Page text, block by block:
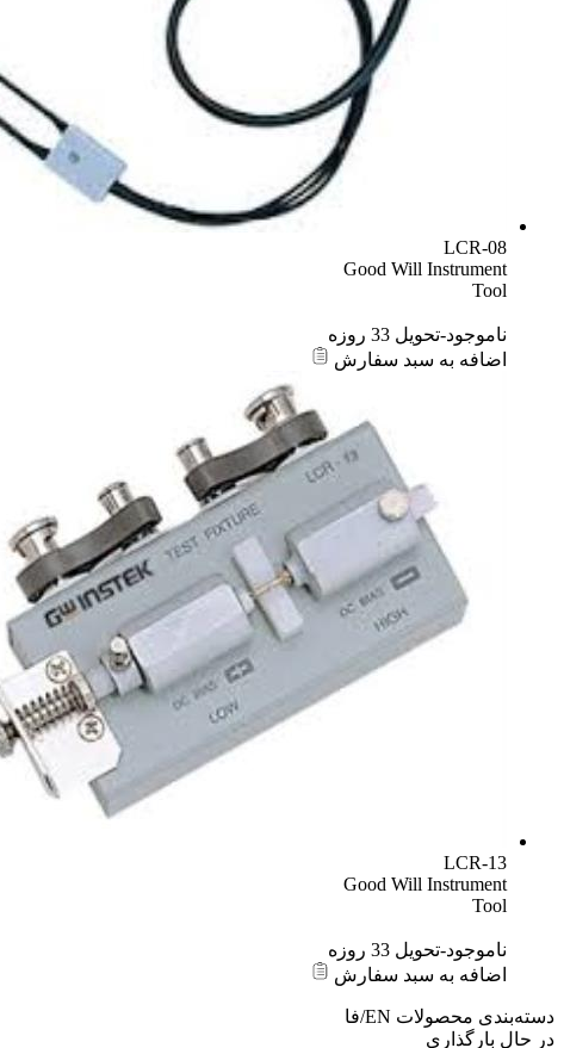
LCR-08
Good Will Instrument
Tool
ناموجود-تحویل 33 روزه
اضافه به سبد سفارش
LCR-13
Good Will Instrument
Tool
ناموجود-تحویل 33 روزه
اضافه به سبد سفارش
دسته‌بندی محصولات EN/فا
در حال بارگذاری